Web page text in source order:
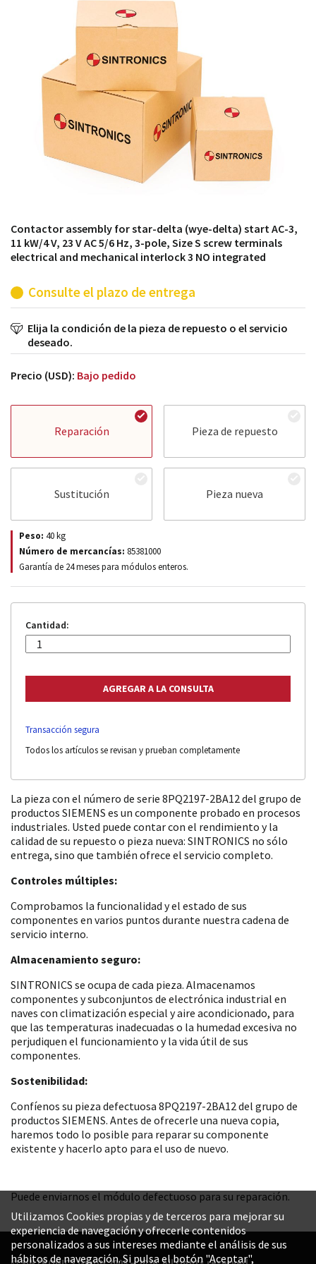
módulos antiguos a un alto nivel técnico o sustitución
de módulos descontinuados por módulos del propio
Contactor assembly for star-delta (wye-delta) start AC-3,
11 kW/4 V, 23 V AC 5/6 Hz, 3-pole, Size S screw terminals
electrical and mechanical interlock 3 NO integrated
Consulte el plazo de entrega
Elija la condición de la pieza de repuesto o el servicio
deseado.
Precio (USD): Bajo pedido
Reparación Pieza de repuesto
Sustitución Pieza nueva
Peso: 40kg
Número de mercancías: 85381000
Garantía de 24 meses para módulos enteros.
Cantidad:
Transacción segura
Todos los artículos se revisan y prueban completamente
La pieza con el número de serie 8PQ2197-2BA12 del grupo de
productos SIEMENS es un componente probado en procesos
industriales. Usted puede contar con el rendimiento y la
calidad de su repuesto o pieza nueva: SINTRONICS no sólo
entrega, sino que también ofrece el servicio completo.
Controles múltiples:
Comprobamos la funcionalidad y el estado de sus
componentes en varios puntos durante nuestra cadena de
servicio interno.
Almacenamiento seguro:
SINTRONICS se ocupa de cada pieza. Almacenamos
componentes y subconjuntos de electrónica industrial en
naves con climatización especial y aire acondicionado, para
que las temperaturas inadecuadas o la humedad excesiva no
perjudiquen el funcionamiento y la vida útil de sus
componentes.
Sostenibilidad:
Confíenos su pieza defectuosa 8PQ2197-2BA12 del grupo de
productos SIEMENS. Antes de ofrecerle una nueva copia,
haremos todo lo posible para reparar su componente
existente y hacerlo apto para el uso de nuevo.
Puede enviarnos el módulo defectuoso para su reparación.
Utilizamos Cookies propias y de terceros para mejorar su
experiencia de navegación y ofrecerle contenidos
personalizados a sus intereses mediante el análisis de sus
hábitos de navegación. Si pulsa el botón "Aceptar",